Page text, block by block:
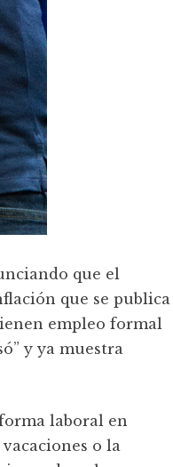
que el
que se publica
empleo formal
y ya muestra
laboral en
o la